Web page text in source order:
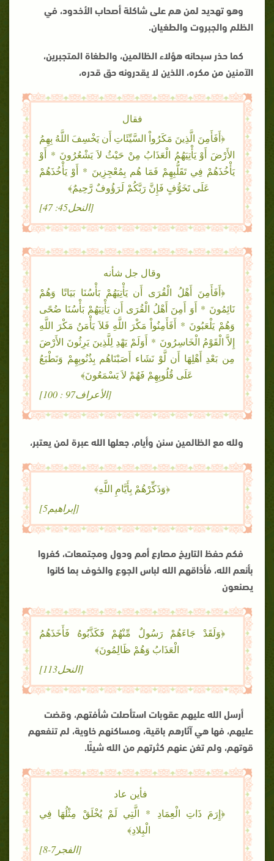
وهو تهديد لمن هم على شاكلة أصحاب الأخدود، في
الظلم والجبروت والطغيان.
كما حذر سبحانه هؤلاء الظالمين، والطغاة المتجبرين،
الآمنين من مكره، اللذين لا يقدرونه حق قدره،
فقال
﴿أَفَأَمِنَ الَّذِينَ مَكَرُواْ السَّيِّئَاتِ أَن يَخْسِفَ اللَّهُ بِهِمُ
الأَرْضَ أَوْ يَأْتِيَهُمُ الْعَذَابُ مِنْ حَيْثُ لاَ يَشْعُرُونَ * أَوْ
يَأْخُذَهُمْ فِي تَقَلُّبِهِمْ فَمَا هُم بِمُعْجِزِينَ * أَوْ يَأْخُذَهُمْ
عَلَى تَخَوُّفٍ فَإِنَّ رَبَّكُمْ لَرَؤُوفٌ رَّحِيمٌ﴾
[النحل45: 47]
وقال جل شأنه
﴿أَفَأَمِنَ أَهْلُ الْقُرَى أَن يَأْتِيَهُمْ بَأْسُنَا بَيَاتًا وَهُمْ
نَائِمُونَ * أَوَ أَمِنَ أَهْلُ الْقُرَى أَن يَأْتِيَهُمْ بَأْسُنَا ضُحًى
وَهُمْ يَلْعَبُونَ * أَفَأَمِنُواْ مَكْرَ اللَّهِ فَلاَ يَأْمَنُ مَكْرَ اللَّهِ
إِلاَّ الْقَوْمُ الْخَاسِرُونَ * أَوَلَمْ يَهْدِ لِلَّذِينَ يَرِثُونَ الأَرْضَ
مِن بَعْدِ أَهْلِهَا أَن لَّوْ نَشَاء أَصَبْنَاهُم بِذُنُوبِهِمْ وَنَطْبَعُ
عَلَى قُلُوبِهِمْ فَهُمْ لاَ يَسْمَعُونَ﴾
[الأعراف97 : 100]
ولله مع الظالمين سنن وأيام، جعلها الله عبرة لمن يعتبر،
﴿وَذَكِّرْهُمْ بِأَيَّامِ اللَّهِ﴾
[إبراهيم5]
فكم حفظ التاريخ مصارع أمم ودول ومجتمعات، كفروا
بأنعم الله، فأذاقهم الله لباس الجوع والخوف بما كانوا
يصنعون
﴿وَلَقَدْ جَاءَهُمْ رَسُولٌ مِّنْهُمْ فَكَذَّبُوهُ فَأَخَذَهُمُ
الْعَذَابُ وَهُمْ ظَالِمُونَ﴾
[النحل113]
أرسل الله عليهم عقوبات استأصلت شأفتهم، وقضت
عليهم، فها هي آثارهم باقية، ومساكنهم خاوية، لم تنفعهم
قوتهم، ولم تغن عنهم كثرتهم من الله شيئًا.
فأين عاد
﴿إِرَمَ ذَاتِ الْعِمَادِ * الَّتِي لَمْ يُخْلَقْ مِثْلُهَا فِي
الْبِلادِ﴾
[الفجر7-8]